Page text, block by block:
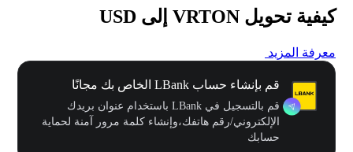
كيفية تحويل VRTON إلى USD
معرفة المزيد
قم بإنشاء حساب LBank الخاص بك مجانًا
قم بالتسجيل في LBank باستخدام عنوان بريدك
الإلكتروني/رقم هاتفك،وإنشاء كلمة مرور آمنة لحماية
حسابك